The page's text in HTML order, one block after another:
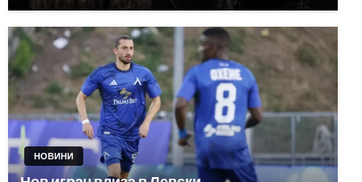
НОВИНИ